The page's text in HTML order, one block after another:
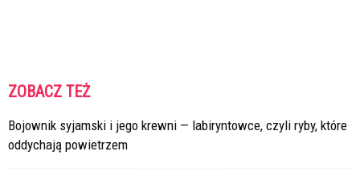
ZOBACZ TEŻ
Bojownik syjamski i jego krewni — labiryntowce, czyli ryby, które
oddychają powietrzem